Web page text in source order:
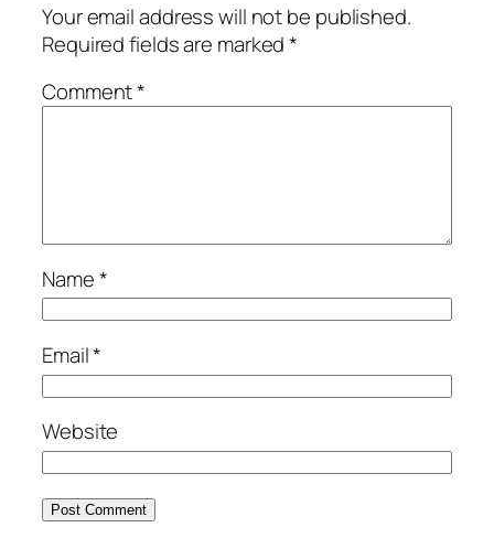
Your email address will not be published.
Required fields are marked*
Comment*
Name*
Email*
Website